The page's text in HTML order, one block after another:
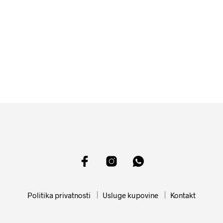
Politika privatnosti Usluge kupovine Kontakt